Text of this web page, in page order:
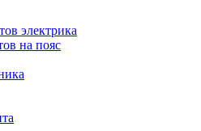
электрика
на пояс